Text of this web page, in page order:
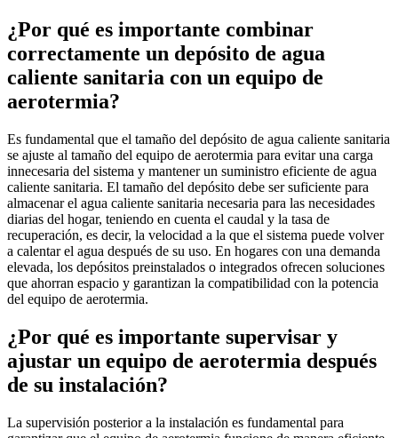
¿Por qué es importante combinar
correctamente un depósito de agua
caliente sanitaria con un equipo de
aerotermia?
Es fundamental que el tamaño del depósito de agua caliente sanitaria
se ajuste al tamaño del equipo de aerotermia para evitar una carga
innecesaria del sistema y mantener un suministro eficiente de agua
caliente sanitaria. El tamaño del depósito debe ser suficiente para
almacenar el agua caliente sanitaria necesaria para las necesidades
diarias del hogar, teniendo en cuenta el caudal y la tasa de
recuperación, es decir, la velocidad a la que el sistema puede volver
a calentar el agua después de su uso. En hogares con una demanda
elevada, los depósitos preinstalados o integrados ofrecen soluciones
que ahorran espacio y garantizan la compatibilidad con la potencia
del equipo de aerotermia.
¿Por qué es importante supervisar y
ajustar un equipo de aerotermia después
de su instalación?
La supervisión posterior a la instalación es fundamental para